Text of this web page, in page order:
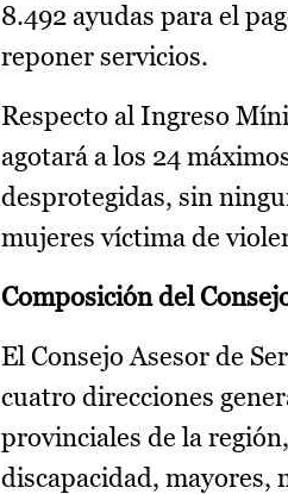
8.492 ayudas para el
reponer servicios.
Respecto al Ingreso
agotará a los 24
desprotegidas, sin
mujeres víctima de
Composición del
El Consejo Asesor de
cuatro direcciones
provinciales de la
discapacidad, mayores,